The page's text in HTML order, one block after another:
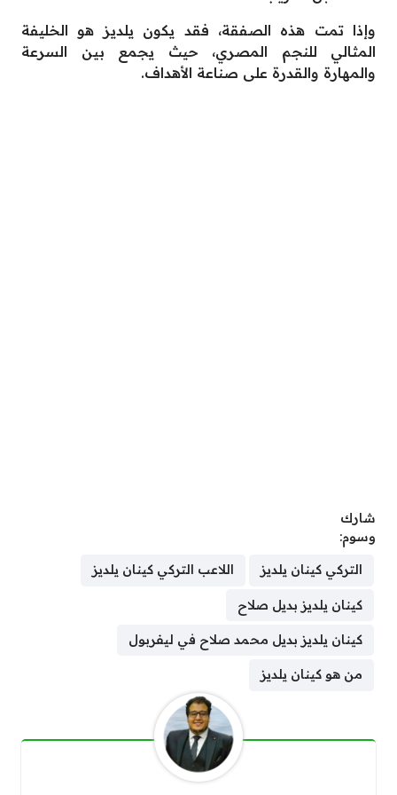
وإذا تمت هذه الصفقة، فقد يكون يلديز هو الخليفة
المثالي للنجم المصري، حيث يجمع بين السرعة
والمهارة والقدرة على صناعة الأهداف.
شارك
وسوم:
التركي كينان يلديز اللاعب التركي كينان يلديز
كينان يلديز بديل صلاح
كينان يلديز بديل محمد صلاح في ليفربول
من هو كينان يلديز